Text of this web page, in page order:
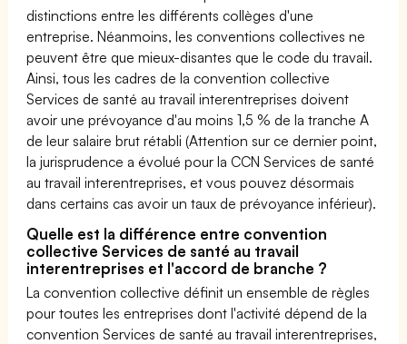
distinctions entre les différents collèges d'une
entreprise. Néanmoins, les conventions collectives ne
peuvent être que mieux-disantes que le code du travail.
Ainsi, tous les cadres de la convention collective
Services de santé au travail interentreprises doivent
avoir une prévoyance d'au moins 1,5 % de la tranche A
de leur salaire brut rétabli (Attention sur ce dernier point,
la jurisprudence a évolué pour la CCN Services de santé
au travail interentreprises, et vous pouvez désormais
dans certains cas avoir un taux de prévoyance inférieur).
Quelle est la différence entre convention
collective Services de santé au travail
interentreprises et l'accord de branche ?
La convention collective définit un ensemble de règles
pour toutes les entreprises dont l'activité dépend de la
convention Services de santé au travail interentreprises,